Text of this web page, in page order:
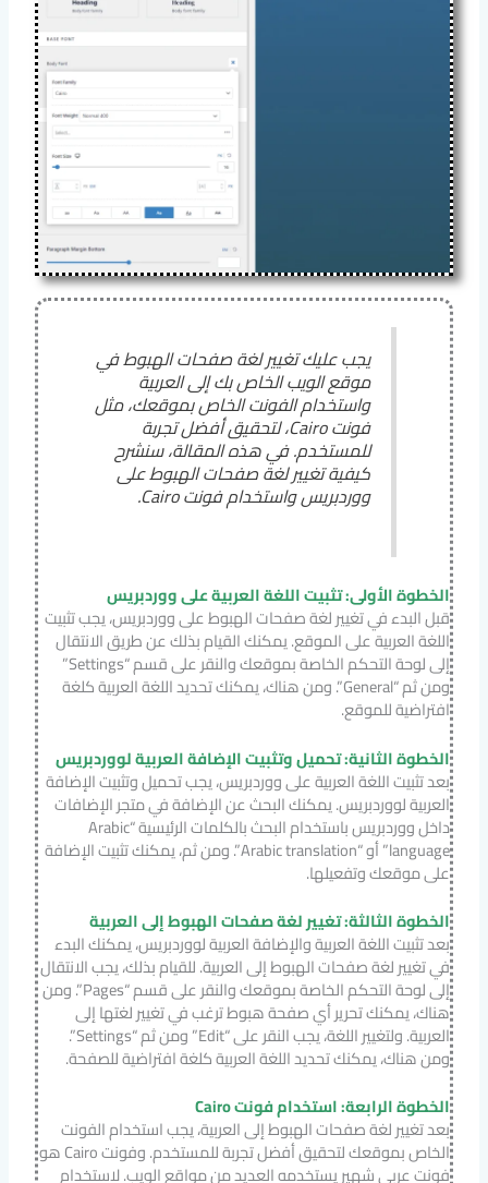
يجب عليك تغيير لغة صفحات الهبوط في
موقع الويب الخاص بك إلى العربية
واستخدام الفونت الخاص بموقعك، مثل
فونت Cairo، لتحقيق أفضل تجربة
للمستخدم. في هذه المقالة، سنشرح
كيفية تغيير لغة صفحات الهبوط على
ووردبريس واستخدام فونت Cairo.
الخطوة الأولى: تثبيت اللغة العربية على ووردبريس
قبل البدء في تغيير لغة صفحات الهبوط على ووردبريس، يجب تثبيت
اللغة العربية على الموقع. يمكنك القيام بذلك عن طريق الانتقال
إلى لوحة التحكم الخاصة بموقعك والنقر على قسم “Settings”
ومن ثم “General”. ومن هناك، يمكنك تحديد اللغة العربية كلغة
افتراضية للموقع.
الخطوة الثانية: تحميل وتثبيت الإضافة العربية لووردبريس
بعد تثبيت اللغة العربية على ووردبريس، يجب تحميل وتثبيت الإضافة
العربية لووردبريس. يمكنك البحث عن الإضافة في متجر الإضافات
داخل ووردبريس باستخدام البحث بالكلمات الرئيسية “Arabic
language” أو “Arabic translation”. ومن ثم، يمكنك تثبيت الإضافة
على موقعك وتفعيلها.
الخطوة الثالثة: تغيير لغة صفحات الهبوط إلى العربية
بعد تثبيت اللغة العربية والإضافة العربية لووردبريس، يمكنك البدء
في تغيير لغة صفحات الهبوط إلى العربية. للقيام بذلك، يجب الانتقال
إلى لوحة التحكم الخاصة بموقعك والنقر على قسم “Pages”. ومن
هناك، يمكنك تحرير أي صفحة هبوط ترغب في تغيير لغتها إلى
العربية. ولتغيير اللغة، يجب النقر على “Edit” ومن ثم “Settings”.
ومن هناك، يمكنك تحديد اللغة العربية كلغة افتراضية للصفحة.
الخطوة الرابعة: استخدام فونت Cairo
بعد تغيير لغة صفحات الهبوط إلى العربية، يجب استخدام الفونت
الخاص بموقعك لتحقيق أفضل تجربة للمستخدم. وفونت Cairo هو
فونت عربي شهير يستخدمه العديد من مواقع الويب. لاستخدام